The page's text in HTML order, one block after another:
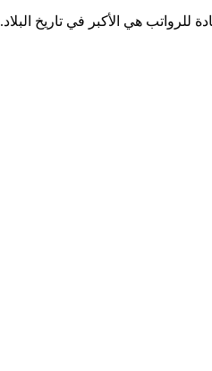
هي الأكبر في تاريخ البلاد.